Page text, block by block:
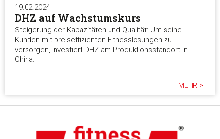
19.02.2024
DHZ auf Wachstumskurs
Steigerung der Kapazitäten und Qualität: Um seine
Kunden mit preiseffizienten Fitnesslösungen zu
versorgen, investiert DHZ am Produktionsstandort in
China.
MEHR >